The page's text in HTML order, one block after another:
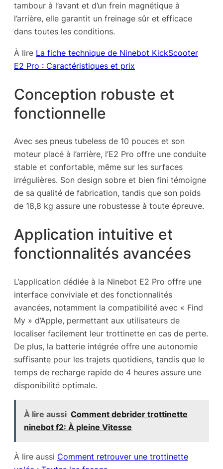
tambour à l’avant et d’un frein magnétique à
l’arrière, elle garantit un freinage sûr et efficace
dans toutes les conditions.
À lire La fiche technique de Ninebot KickScooter
E2 Pro : Caractéristiques et prix
Conception robuste et
fonctionnelle
Avec ses pneus tubeless de 10 pouces et son
moteur placé à l’arrière, l’E2 Pro offre une conduite
stable et confortable, même sur les surfaces
irrégulières. Son design sobre et bien fini témoigne
de sa qualité de fabrication, tandis que son poids
de 18,8 kg assure une robustesse à toute épreuve.
Application intuitive et
fonctionnalités avancées
L’application dédiée à la Ninebot E2 Pro offre une
interface conviviale et des fonctionnalités
avancées, notamment la compatibilité avec « Find
My » d’Apple, permettant aux utilisateurs de
localiser facilement leur trottinette en cas de perte.
De plus, la batterie intégrée offre une autonomie
suffisante pour les trajets quotidiens, tandis que le
temps de recharge rapide de 4 heures assure une
disponibilité optimale.
À lire aussi Comment debrider trottinette
ninebot f2: À pleine Vitesse
À lire aussi Comment retrouver une trottinette